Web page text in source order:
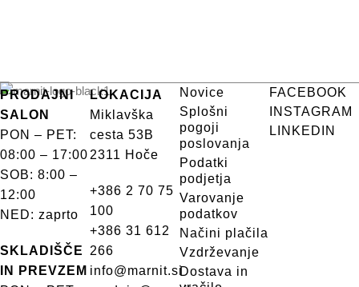
PRODAJNI
SALON
PON – PET:
08:00 – 17:00
SOB: 8:00 –
12:00
NED: zaprto
SKLADIŠČE
IN PREVZEM
LOKACIJA
Miklavška
cesta 53B
2311 Hoče
+386 2 70 75
100
+386 31 612
266
info@marnit.si
Novice
Splošni
pogoji
poslovanja
Podatki
podjetja
Varovanje
podatkov
Načini plačila
Vzdrževanje
Dostava in
FACEBOOK
INSTAGRAM
LINKEDIN